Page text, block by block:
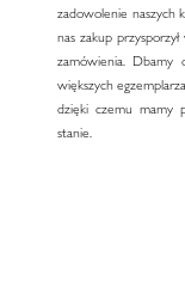
zadowolenie naszych
nas zakup
zamówienia. Dbamy
większych
dzięki czemu mamy
stanie.